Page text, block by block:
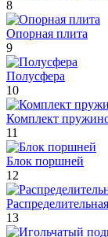
8
Опорная плита
9
Полусфера
10
Комплект
11
Блок поршней
12
13